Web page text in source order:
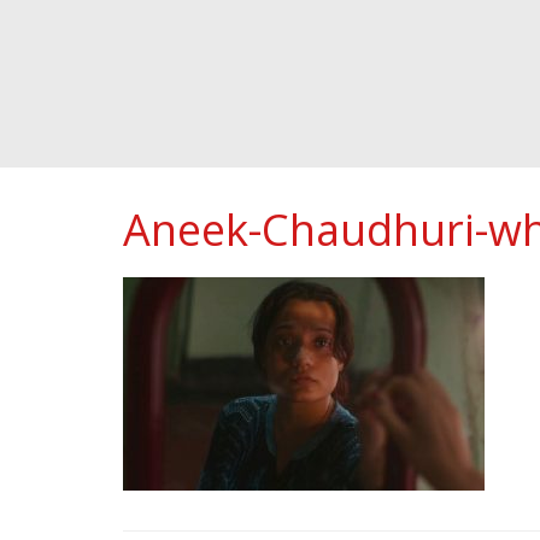
Aneek-Chaudhuri-